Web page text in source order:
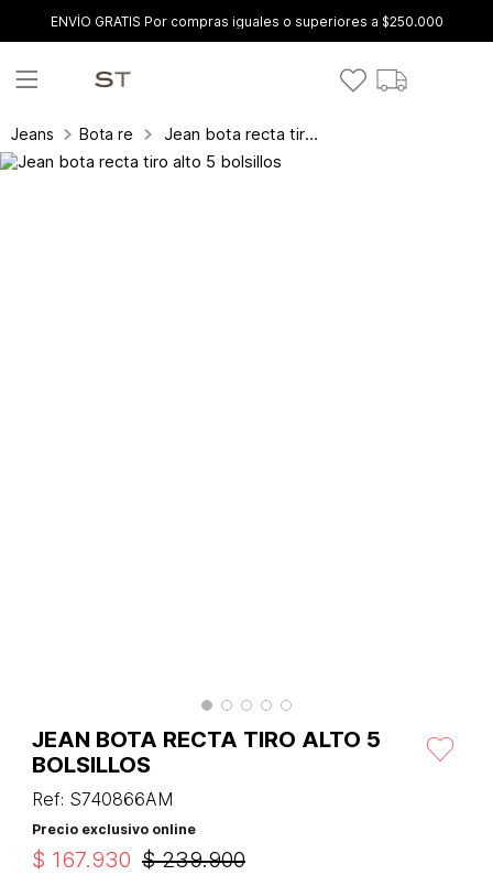
ENVÍO GRATIS Por compras iguales o superiores a $250.000
Jeans Bota recta Jean bota recta tiro alto 5 bolsillos
JEAN BOTA RECTA TIRO ALTO 5
BOLSILLOS
Ref: S740866AM
Precio exclusivo online
$ 239.900
$ 167.930